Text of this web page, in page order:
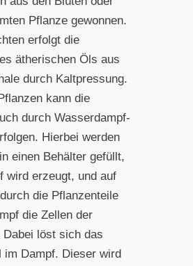
Pflanze gewonnen.
erfolgt die
ätherischen Öls aus
durch Kaltpressung.
kann die
durch Wasserdampf-
Hierbei werden
einen Behälter gefüllt,
wird erzeugt, und auf
die Pflanzenteile
die Zellen der
Dabei löst sich das
im Dampf. Dieser wird